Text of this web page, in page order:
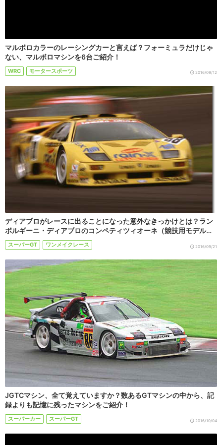
マルボロカラーのレーシングカーと言えば？フォーミュラだけじゃ
ない、マルボロマシンを6台ご紹介！
WRC モータースポーツ 2016/09/12
ディアブロがレースに出ることになった意外なきっかけとは？ラン
ボルギーニ・ディアブロのコンペティツィオーネ（競技用モデル…
スーパーGT ワンメイクレース 2016/09/21
JGTCマシン、全て覚えていますか？数あるGTマシンの中から、記
録よりも記憶に残ったマシンをご紹介！
スーパーカー スーパーGT 2016/10/04